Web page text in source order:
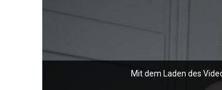
Mit dem Laden des Videos akzeptieren Sie
Video laden
Mit dem Laden des